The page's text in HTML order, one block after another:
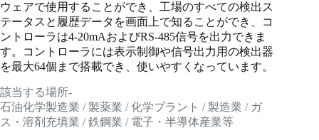
ウェアで使用することができ、工場のすべての検出ス
テータスと履歴データを画面上で知ることができ、コ
ントローラは4-20mAおよびRS-485信号を出力できま
す。コントローラには表示制御や信号出力用の検出器
を最大64個まで搭載でき、使いやすくなっています。
該当する場所-
石油化学製造業 / 製薬業 / 化学プラント / 製造業 / ガ
ス・溶剤充填業 / 鉄鋼業 / 電子・半導体産業等